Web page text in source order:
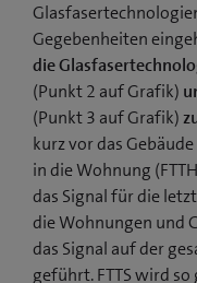
Gegebenheiten
die
(Punkt 2 auf Grafik)
(Punkt 3 auf Grafik)
kurz vor das
in die Wohnung
das Signal für die
die Wohnungen und
das Signal auf der
geführt. FTTS wird so